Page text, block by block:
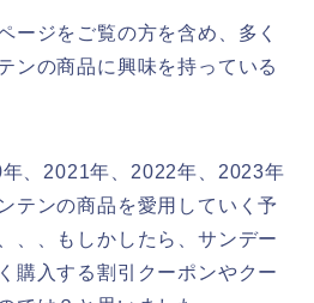
ージをご覧の方を含め、多く
ンの商品に興味を持っている
、2021年、2022年、2023年
テンの商品を愛用していく予
、、もしかしたら、サンデー
購入する割引クーポンやクー